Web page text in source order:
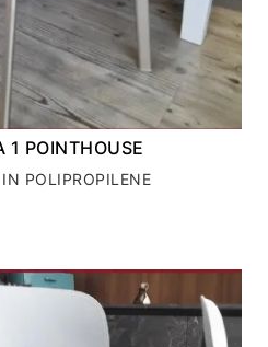
1 POINTHOUSE
POLIPROPILENE